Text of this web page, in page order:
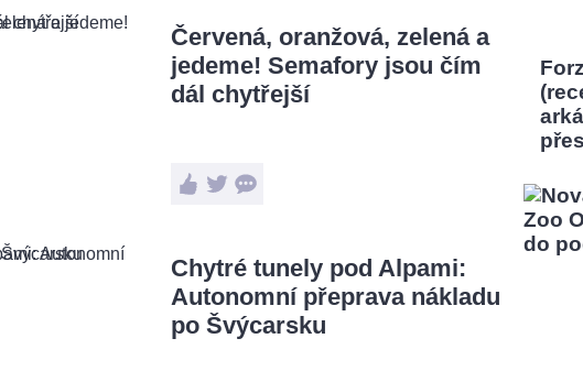
Červená, oranžová, zelená a
jedeme! Semafory jsou čím
dál chytřejší
Chytré tunely pod Alpami:
Autonomní přeprava nákladu
po Švýcarsku